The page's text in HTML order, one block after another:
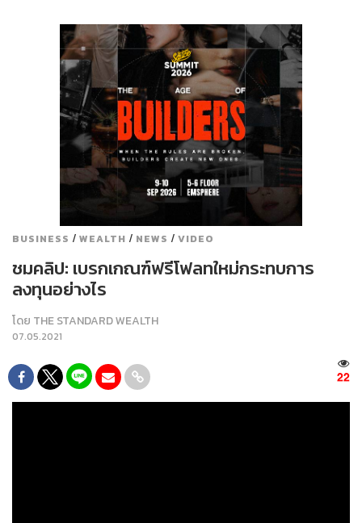
BUSINESS / WEALTH / NEWS / VIDEO
ชมคลิป: เบรกเกณฑ์ฟรีโฟลทใหม่กระทบการ
ลงทุนอย่างไร
โดย THE STANDARD WEALTH
07.05.2021
22